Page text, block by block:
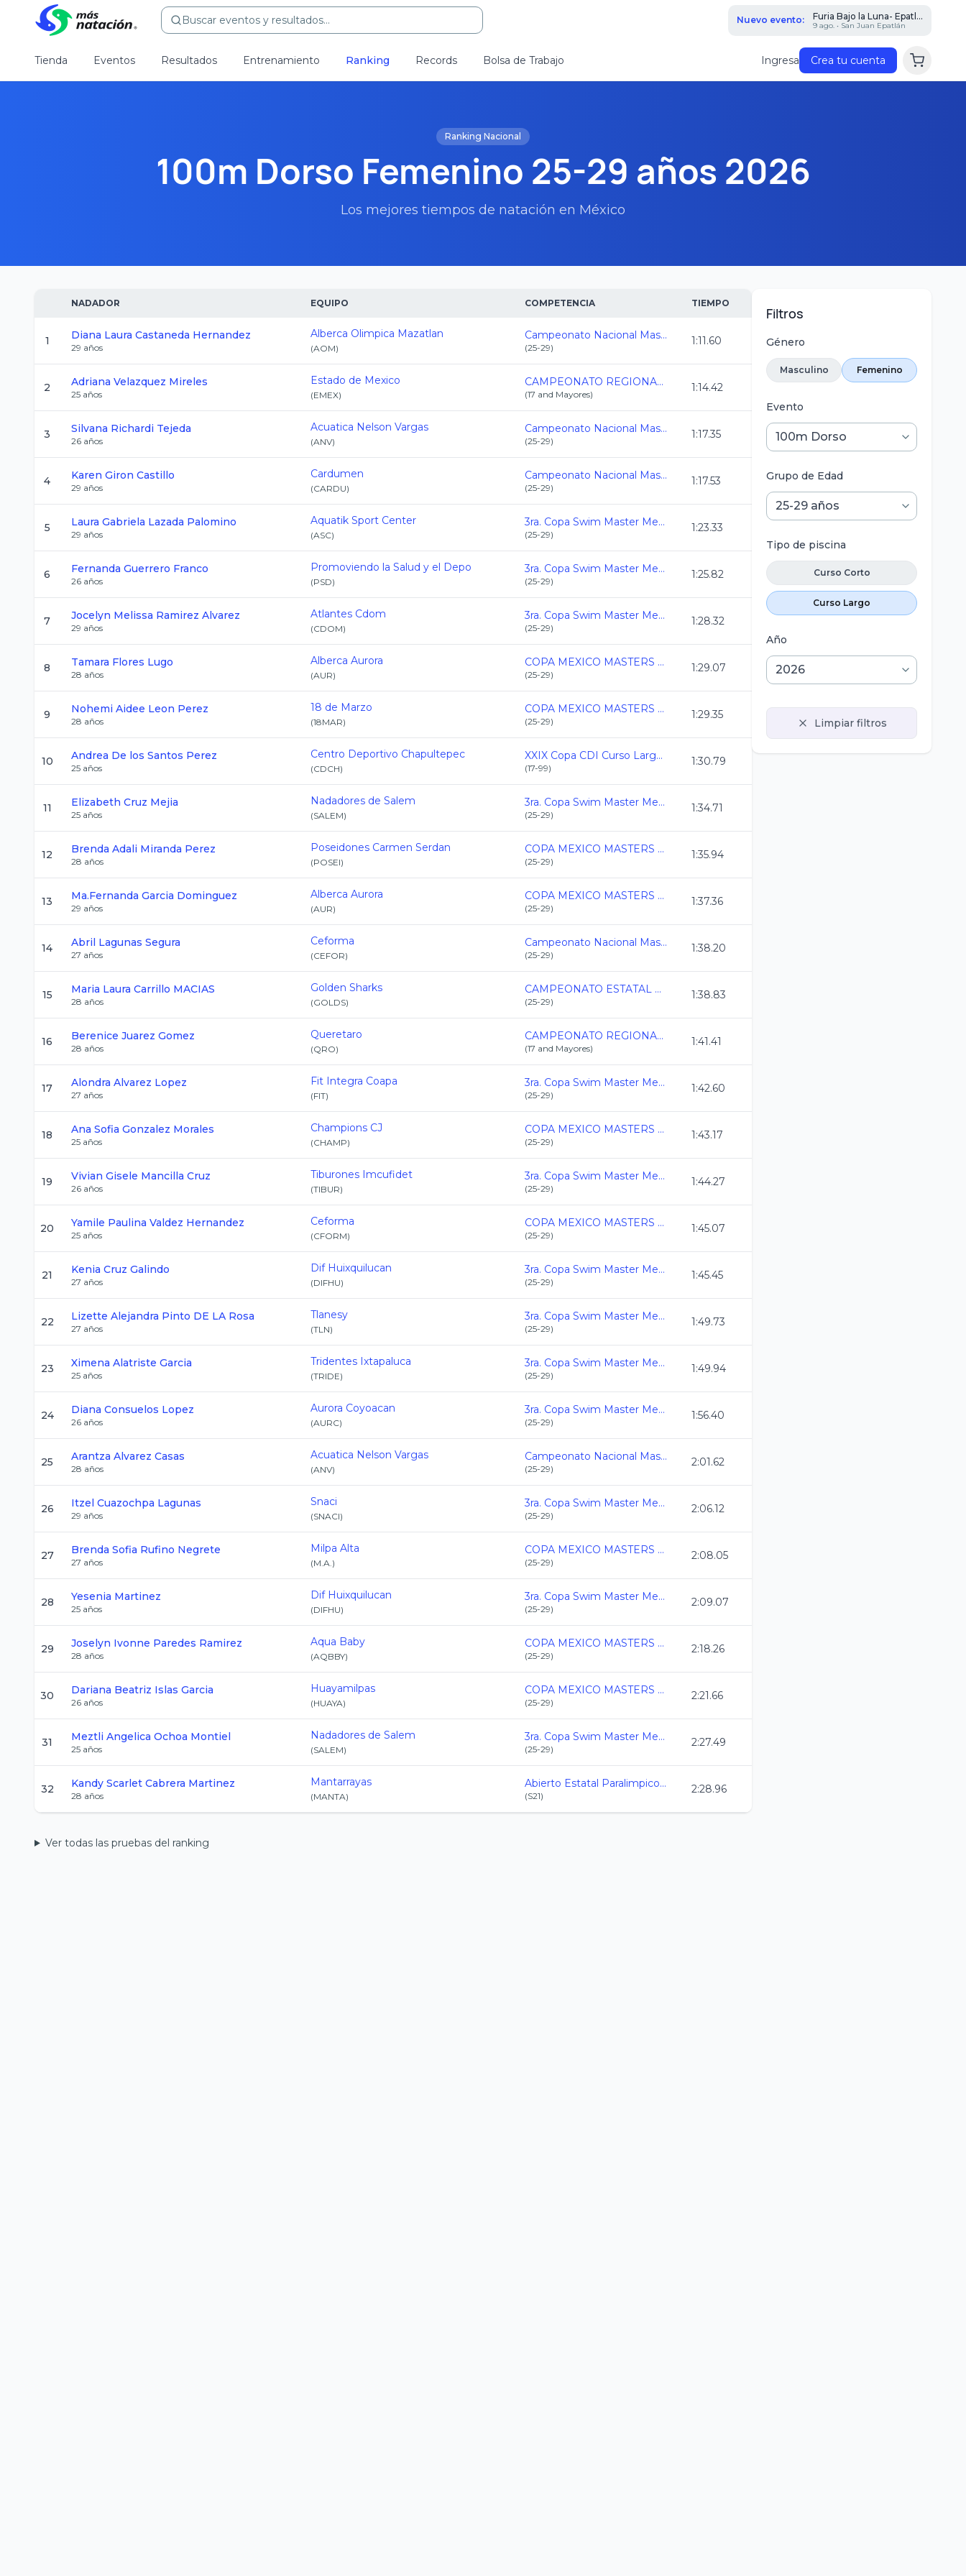
Buscar eventos y resultados... Nuevo evento: Furia Bajo la Luna- Epatl...
9 ago. • San Juan Epatlán
Tienda Eventos Resultados Entrenamiento Ranking Records Bolsa de Trabajo Ingresa Crea tu cuenta
Ranking Nacional
100m Dorso Femenino 25-29 años 2026
Los mejores tiempos de natación en México
NADADOR EQUIPO COMPETENCIA TIEMPO
1 Diana Laura Castaneda Hernandez
29 años
Alberca Olimpica Mazatlan
(AOM)
Campeonato Nacional Master C.L. 2026
(25-29)
1:11.60
2 Adriana Velazquez Mireles
25 años
Estado de Mexico
(EMEX)
CAMPEONATO REGIONAL CL 2026 QRO
(17 and Mayores)
1:14.42
3 Silvana Richardi Tejeda
26 años
Acuatica Nelson Vargas
(ANV)
Campeonato Nacional Master C.L. 2026
(25-29)
1:17.35
4 Karen Giron Castillo
29 años
Cardumen
(CARDU)
Campeonato Nacional Master C.L. 2026
(25-29)
1:17.53
5 Laura Gabriela Lazada Palomino
29 años
Aquatik Sport Center
(ASC)
3ra. Copa Swim Master Mexico C.L. 2026
(25-29)
1:23.33
6 Fernanda Guerrero Franco
26 años
Promoviendo la Salud y el Depo
(PSD)
3ra. Copa Swim Master Mexico C.L. 2026
(25-29)
1:25.82
7 Jocelyn Melissa Ramirez Alvarez
29 años
Atlantes Cdom
(CDOM)
3ra. Copa Swim Master Mexico C.L. 2026
(25-29)
1:28.32
8 Tamara Flores Lugo
28 años
Alberca Aurora
(AUR)
COPA MEXICO MASTERS CURSO LARGO 2026
(25-29)
1:29.07
9 Nohemi Aidee Leon Perez
28 años
18 de Marzo
(18MAR)
COPA MEXICO MASTERS CURSO LARGO 2026
(25-29)
1:29.35
10 Andrea De los Santos Perez
25 años
Centro Deportivo Chapultepec
(CDCH)
XXIX Copa CDI Curso Largo Mar 26
(17-99)
1:30.79
11 Elizabeth Cruz Mejia
25 años
Nadadores de Salem
(SALEM)
3ra. Copa Swim Master Mexico C.L. 2026
(25-29)
1:34.71
12 Brenda Adali Miranda Perez
28 años
Poseidones Carmen Serdan
(POSEI)
COPA MEXICO MASTERS CURSO LARGO 2026
(25-29)
1:35.94
13 Ma.Fernanda Garcia Dominguez
29 años
Alberca Aurora
(AUR)
COPA MEXICO MASTERS CURSO LARGO 2026
(25-29)
1:37.36
14 Abril Lagunas Segura
27 años
Ceforma
(CEFOR)
Campeonato Nacional Master C.L. 2026
(25-29)
1:38.20
15 Maria Laura Carrillo MACIAS
28 años
Golden Sharks
(GOLDS)
CAMPEONATO ESTATAL MASTER CURSO LARGO 2026
(25-29)
1:38.83
16 Berenice Juarez Gomez
28 años
Queretaro
(QRO)
CAMPEONATO REGIONAL CL 2026 QRO
(17 and Mayores)
1:41.41
17 Alondra Alvarez Lopez
27 años
Fit Integra Coapa
(FIT)
3ra. Copa Swim Master Mexico C.L. 2026
(25-29)
1:42.60
18 Ana Sofia Gonzalez Morales
25 años
Champions CJ
(CHAMP)
COPA MEXICO MASTERS CURSO LARGO 2026
(25-29)
1:43.17
19 Vivian Gisele Mancilla Cruz
26 años
Tiburones Imcufidet
(TIBUR)
3ra. Copa Swim Master Mexico C.L. 2026
(25-29)
1:44.27
20 Yamile Paulina Valdez Hernandez
25 años
Ceforma
(CFORM)
COPA MEXICO MASTERS CURSO LARGO 2026
(25-29)
1:45.07
21 Kenia Cruz Galindo
27 años
Dif Huixquilucan
(DIFHU)
3ra. Copa Swim Master Mexico C.L. 2026
(25-29)
1:45.45
22 Lizette Alejandra Pinto DE LA Rosa
27 años
Tlanesy
(TLN)
3ra. Copa Swim Master Mexico C.L. 2026
(25-29)
1:49.73
23 Ximena Alatriste Garcia
25 años
Tridentes Ixtapaluca
(TRIDE)
3ra. Copa Swim Master Mexico C.L. 2026
(25-29)
1:49.94
24 Diana Consuelos Lopez
26 años
Aurora Coyoacan
(AURC)
3ra. Copa Swim Master Mexico C.L. 2026
(25-29)
1:56.40
25 Arantza Alvarez Casas
28 años
Acuatica Nelson Vargas
(ANV)
Campeonato Nacional Master C.L. 2026
(25-29)
2:01.62
26 Itzel Cuazochpa Lagunas
29 años
Snaci
(SNACI)
3ra. Copa Swim Master Mexico C.L. 2026
(25-29)
2:06.12
27 Brenda Sofia Rufino Negrete
27 años
Milpa Alta
(M.A.)
COPA MEXICO MASTERS CURSO LARGO 2026
(25-29)
2:08.05
28 Yesenia Martinez
25 años
Dif Huixquilucan
(DIFHU)
3ra. Copa Swim Master Mexico C.L. 2026
(25-29)
2:09.07
29 Joselyn Ivonne Paredes Ramirez
28 años
Aqua Baby
(AQBBY)
COPA MEXICO MASTERS CURSO LARGO 2026
(25-29)
2:18.26
30 Dariana Beatriz Islas Garcia
26 años
Huayamilpas
(HUAYA)
COPA MEXICO MASTERS CURSO LARGO 2026
(25-29)
2:21.66
31 Meztli Angelica Ochoa Montiel
25 años
Nadadores de Salem
(SALEM)
3ra. Copa Swim Master Mexico C.L. 2026
(25-29)
2:27.49
32 Kandy Scarlet Cabrera Martinez
28 años
Mantarrayas
(MANTA)
Abierto Estatal Paralimpico CL 2026
(S21)
2:28.96
Filtros
Género
Masculino Femenino
Evento
Grupo de Edad
Tipo de piscina
Curso Corto
Curso Largo
Año
Limpiar filtros
Ver todas las pruebas del ranking